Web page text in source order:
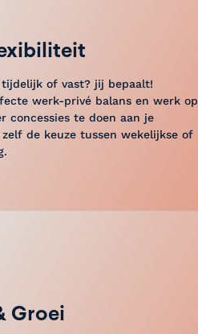
of vast? jij bepaalt!
werk-privé balans en werk op
concessies te doen aan je
de keuze tussen wekelijkse of
Groei